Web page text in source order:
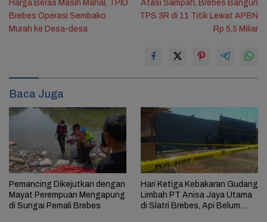
pos
Harga Beras Masih Mahal, TPID
Brebes Operasi Sembako
Murah ke Desa-desa
Atasi Sampah, Brebes Bangun
TPS 3R di 11 Titik Lewat APBN
Rp 5,5 Miliar
2
Baca Juga
Pemancing Dikejutkan dengan
Mayat Perempuan Mengapung
di Sungai Pemali Brebes
Hari Ketiga Kebakaran Gudang
Limbah PT Anisa Jaya Utama
di Slatri Brebes, Api Belum